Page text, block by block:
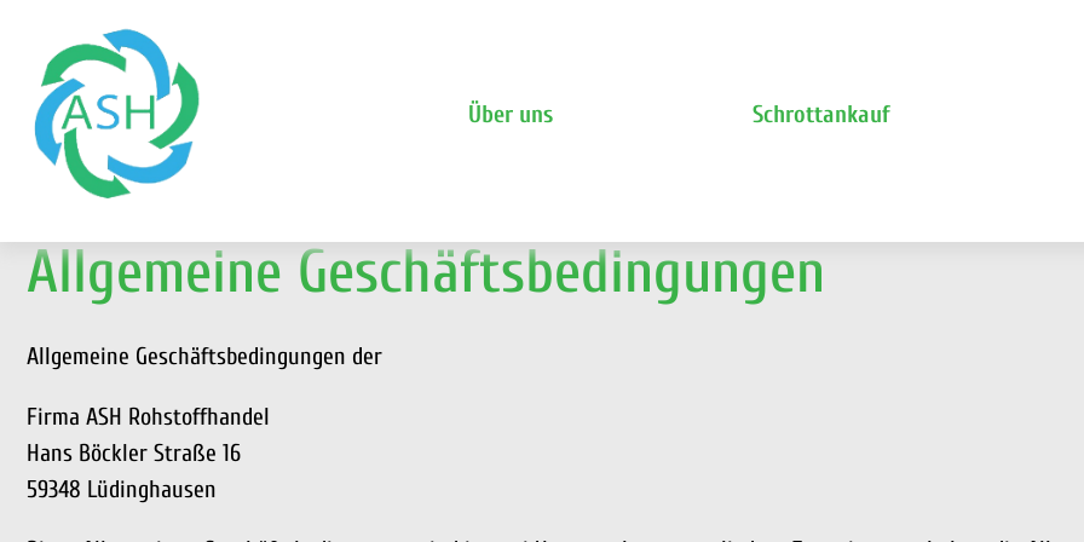
Über uns Schrottankauf
Allgemeine Geschäftsbedingungen
Allgemeine Geschäftsbedingungen der
Firma ASH Rohstoffhandel
Hans Böckler Straße 16
59348 Lüdinghausen